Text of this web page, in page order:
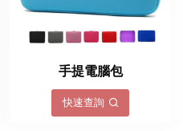
手提電腦包
快速查詢